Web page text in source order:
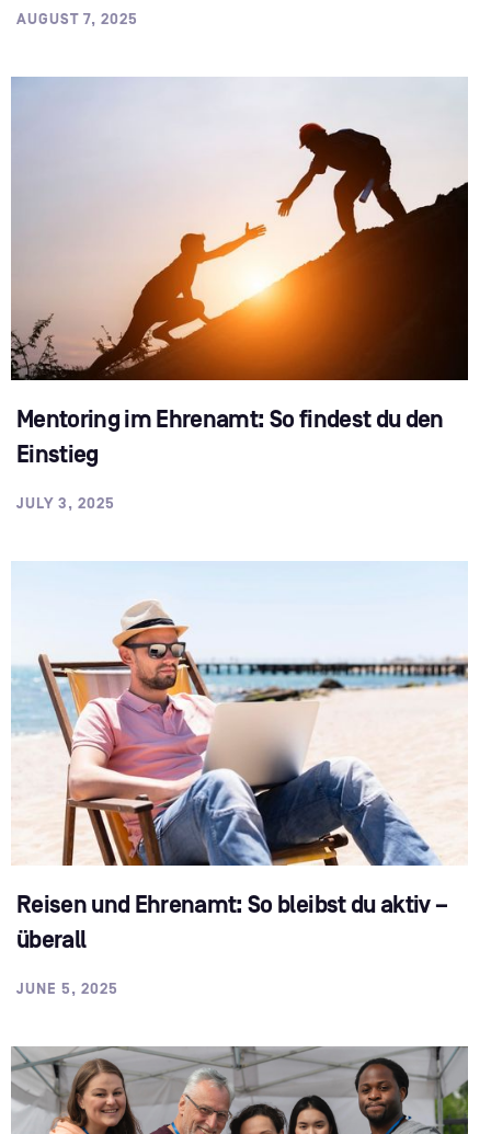
AUGUST 7, 2025
Mentoring im Ehrenamt: So findest du den
Einstieg
JULY 3, 2025
Reisen und Ehrenamt: So bleibst du aktiv –
überall
JUNE 5, 2025